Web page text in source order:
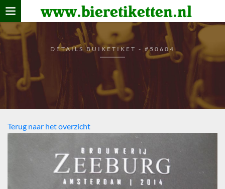
www.bieretiketten.nl
Home
verzamelen
De bierkaart
Bezoekers
DETAILS BUIKETIKET - #50604
Terug naar het overzicht